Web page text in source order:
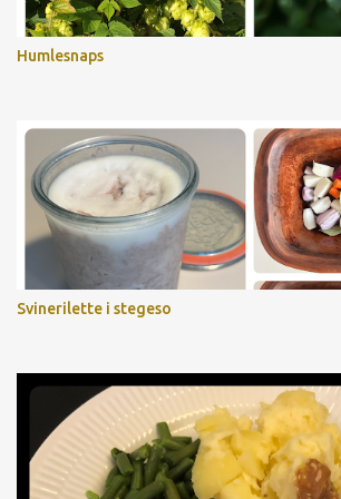
Humlesnaps
Svinerilette i stegeso